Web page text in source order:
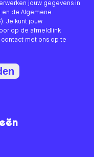
jouw gegevens in
de Algemene
Je kunt jouw
op de afmeldlink
met ons op te